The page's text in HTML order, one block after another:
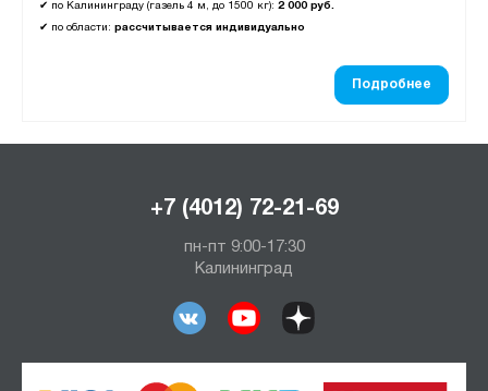
✔ по Калининграду (газель 4 м, до 1500 кг): 2 000 руб.
✔ по области: рассчитывается индивидуально
Подробнее
АМТ
+7 (4012) 72-21-69
пн-пт 9:00-17:30
Калининград